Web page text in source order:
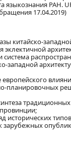
языкознания РАН.
17.04.2019)
китайско-
эклектичной
западной
планировочных
исторических